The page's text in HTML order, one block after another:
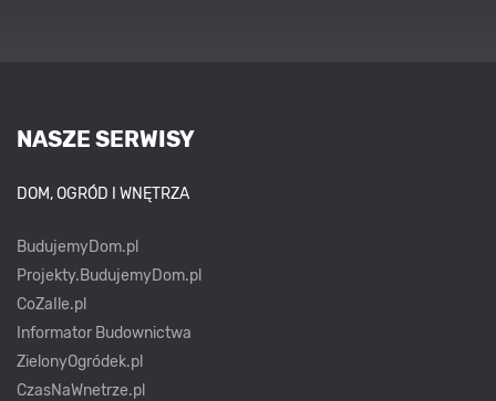
NASZE SERWISY
DOM, OGRÓD I WNĘTRZA
BudujemyDom.pl
Projekty.BudujemyDom.pl
CoZaIle.pl
Informator Budownictwa
ZielonyOgródek.pl
CzasNaWnetrze.pl